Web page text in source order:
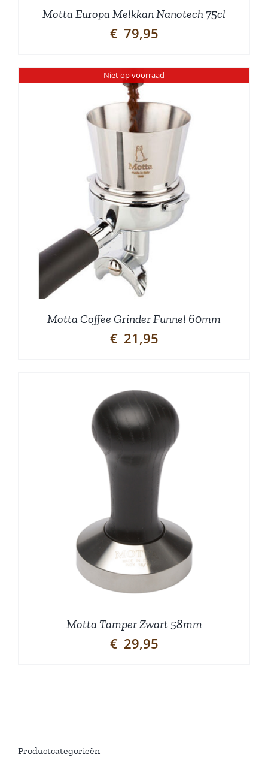
Motta Europa Melkkan Nanotech 75cl
€ 79,95
Niet op voorraad
Motta Coffee Grinder Funnel 60mm
€ 21,95
Motta Tamper Zwart 58mm
€ 29,95
Productcategorieën